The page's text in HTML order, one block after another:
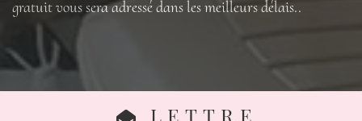
gratuit vous sera adressé dans les meilleurs délais..
LETTRE